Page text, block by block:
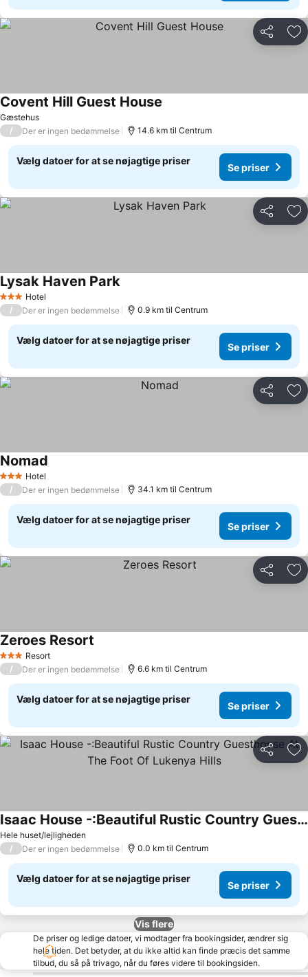
Del
Gæstehus
Covent Hill Guest House
/ Der er ingen bedømmelse 14.6 km til Centrum
Vælg datoer for at se nøjagtige priser
Se priser
Del
3 StjernerHotel
Lysak Haven Park
/ Der er ingen bedømmelse 0.9 km til Centrum
Vælg datoer for at se nøjagtige priser
Se priser
Del
3 StjernerHotel
Nomad
/ Der er ingen bedømmelse 34.1 km til Centrum
Vælg datoer for at se nøjagtige priser
Se priser
Del
3 StjernerResort
Zeroes Resort
/ Der er ingen bedømmelse 6.6 km til Centrum
Vælg datoer for at se nøjagtige priser
Se priser
Del
Hele huset/lejligheden
Isaac House -:Beautiful Rustic Country Guesthouse At The Foot Of Lukenya Hills
/ Der er ingen bedømmelse 0.0 km til Centrum
Vælg datoer for at se nøjagtige priser
Se priser
Vis flere
De priser og ledige datoer, vi modtager fra bookingsider, ændrer sig
hele tiden. Det betyder, at du ikke altid kan finde præcis det samme
tilbud, du så på trivago, når du føres videre til bookingsiden.